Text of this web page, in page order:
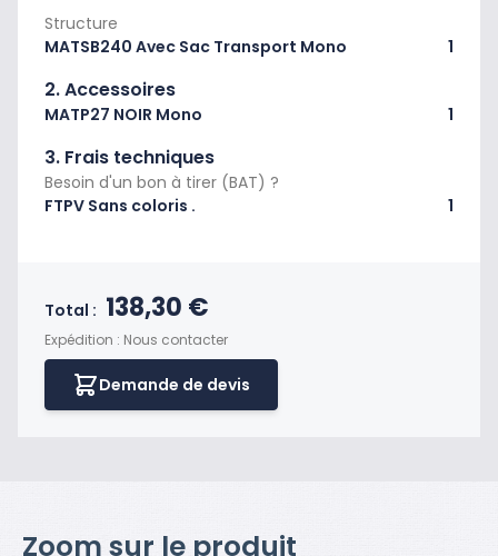
Structure
MATSB240 Avec Sac Transport Mono
1
2. Accessoires
MATP27 NOIR Mono 1
3. Frais techniques
Besoin d'un bon à tirer (BAT) ?
FTPV Sans coloris .
1
Total : Prix final du produit
138,30 €
Expédition : Nous contacter
Demande de devis
Zoom sur le produit